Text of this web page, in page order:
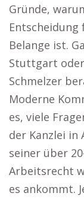
Gründe,
Belange ist.
Stuttgart
Schmelzer
Moderne
es, viele
der Kanzlei in
seiner über
Arbeitsrecht
es ankommt.